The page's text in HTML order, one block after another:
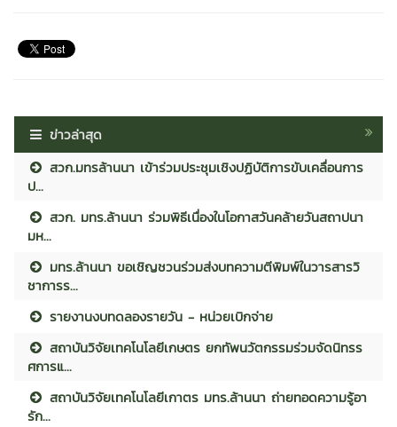
ข่าวล่าสุด
สวก.มทรล้านนา เข้าร่วมประชุมเชิงปฏิบัติการขับเคลื่อนการ
ป...
สวก. มทร.ล้านนา ร่วมพิธีเนื่องในโอกาสวันคล้ายวันสถาปนา
มห...
มทร.ล้านนา ขอเชิญชวนร่วมส่งบทความตีพิมพ์ในวารสารวิ
ชาการร...
รายงานงบทดลองรายวัน - หน่วยเบิกจ่าย
สถาบันวิจัยเทคโนโลยีเกษตร ยกทัพนวัตกรรมร่วมจัดนิทรร
ศการแ...
สถาบันวิจัยเทคโนโลยีเกาตร มทร.ล้านนา ถ่ายทอดความรู้อา
รัก...